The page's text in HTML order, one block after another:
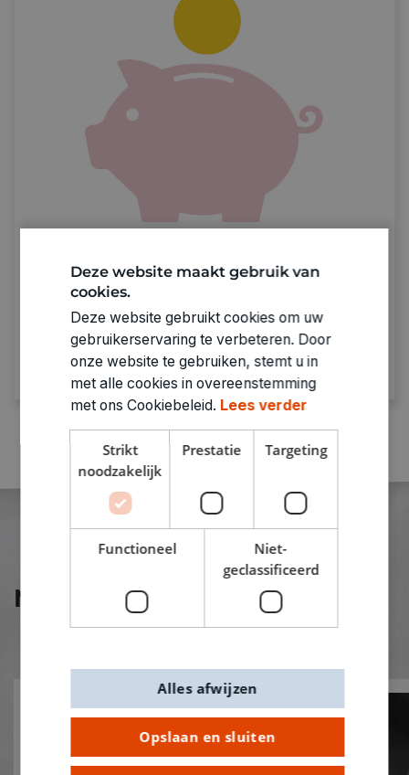
Spaar bij punten bij elke aankoop.Genoeg
punten = prijzen verzilveren!
Ontdek meer
Nieuw bij De Banier!
Deze website maakt gebruik van
cookies.
Deze website gebruikt cookies om uw
gebruikerservaring te verbeteren. Door
onze website te gebruiken, stemt u in
met alle cookies in overeenstemming
met ons Cookiebeleid. Lees verder
Strikt
noodzakelijk
Prestatie Targeting
Functioneel
Niet-
geclassificeerd
Opslaan en sluiten
Alles afwijzen